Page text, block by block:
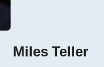
Miles Teller